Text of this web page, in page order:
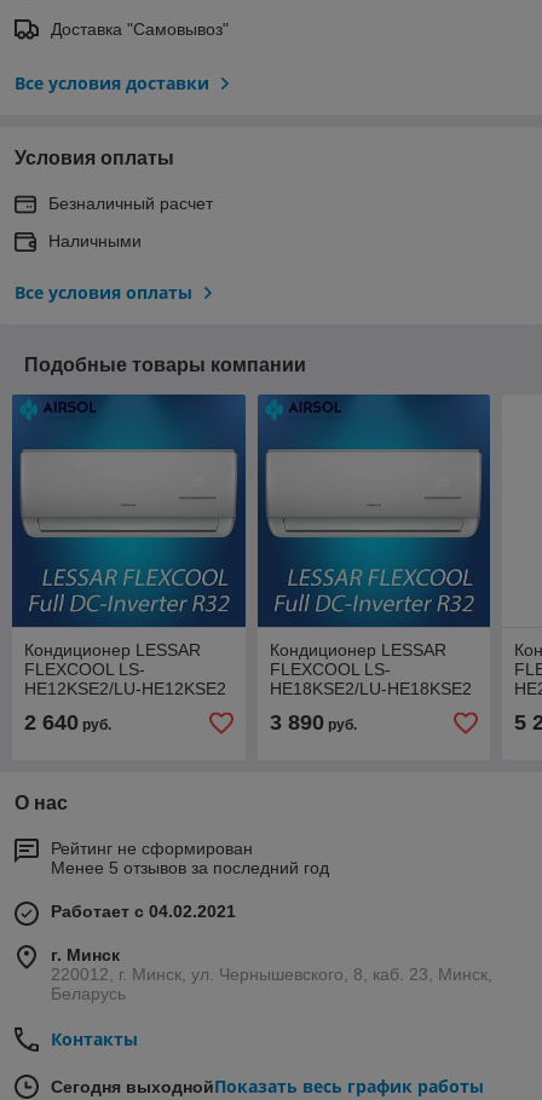
Доставка "Самовывоз"
Все условия доставки
Условия оплаты
Безналичный расчет
Наличными
Все условия оплаты
Подобные товары компании
Кондиционер LESSAR
FLEXCOOL LS-
HE12KSE2/LU-HE12KSE2
2 640 руб.
Кондиционер LESSAR
FLEXCOOL LS-
HE18KSE2/LU-HE18KSE2
3 890руб. 5
О нас
Рейтинг не сформирован
Менее 5 отзывов за последний год
Работает с 04.02.2021
г. Минск
220012, г. Минск, ул. Чернышевского, 8, каб. 23, Минск,
Беларусь
Контакты
Сегодня выходнойПоказать весь график работы